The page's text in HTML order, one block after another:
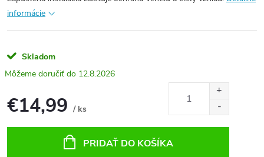
informácie
Skladom
12.8.2026
€14,99 / ks
PRIDAŤ DO KOŠÍKA